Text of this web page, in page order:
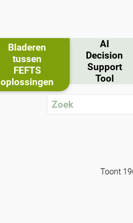
Bladeren
tussen
FEFTS
oplossingen
AI
Decision
Support
Tool
Toont